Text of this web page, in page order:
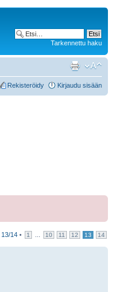
Tarkennettu haku
Rekisteröidy Kirjaudu sisään
13/14 • 1 10 11 12 13 14